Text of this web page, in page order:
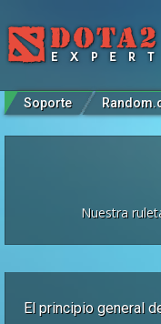
Soporte
Nuestra
El principio general